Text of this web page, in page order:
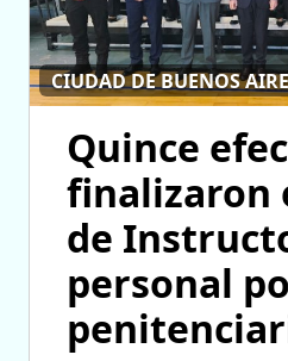
CIUDAD DE BUENOS
Quince
finalizaron
de
personal